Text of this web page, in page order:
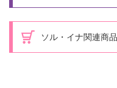
ソル・イナ関連商